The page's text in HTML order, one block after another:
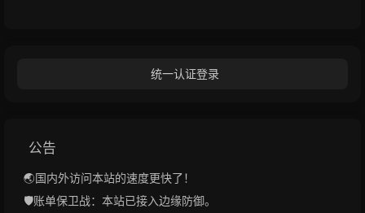
统一认证登录
公告
🌏国内外访问本站的速度更快了！
🛡️账单保卫战：本站已接入边缘防御。